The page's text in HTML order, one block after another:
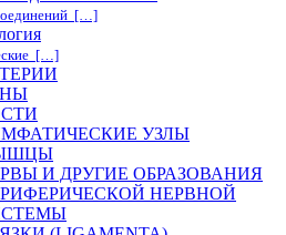
[…]
[…]
УЗЛЫ
И ДРУГИЕ ОБРАЗОВАНИЯ
НЕРВНОЙ